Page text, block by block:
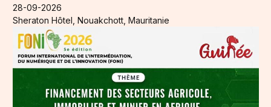
28-09-2026
Sheraton Hôtel, Nouakchott, Mauritanie